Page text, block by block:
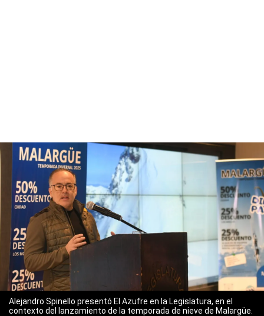
Alejandro Spinello presentó El Azufre en la Legislatura, en el
contexto del lanzamiento de la temporada de nieve de Malargüe.